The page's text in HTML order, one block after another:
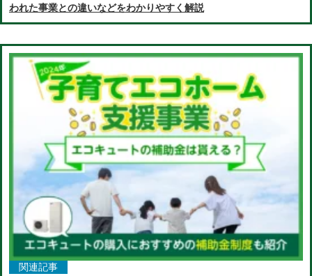
われた事業との違いなどをわかりやすく解説
関連記事